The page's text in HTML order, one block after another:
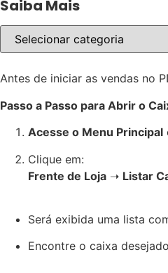
Saiba Mais
Antes de iniciar as vendas no
Passo a Passo para Abrir o
Acesse o Menu Principal
Clique em:
Frente de Loja ➝ Listar
Será exibida uma lista
Encontre o caixa